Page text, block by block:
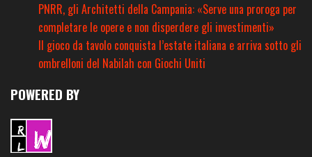
PNRR, gli Architetti della Campania: «Serve una proroga per
completare le opere e non disperdere gli investimenti»
Il gioco da tavolo conquista l’estate italiana e arriva sotto gli
ombrelloni del Nabilah con Giochi Uniti
POWERED BY